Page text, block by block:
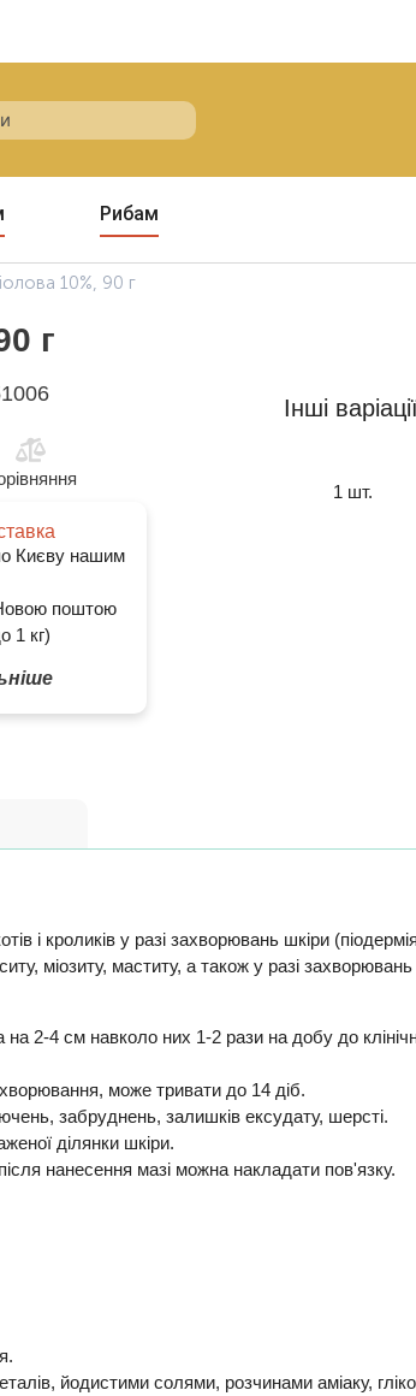
Рибам
10%, 90 г
г
Києву нашим
поштою
1 кг)
Інші
1 шт.
і кроликів у разі захворювань шкіри
міозиту, маститу, а також у разі захворювань
2-4 см навколо них 1-2 рази на добу до
може тривати до 14 діб.
забруднень, залишків ексудату, шерсті.
ділянки шкіри.
нанесення мазі можна накладати пов'язку.
йодистими солями, розчинами аміаку,